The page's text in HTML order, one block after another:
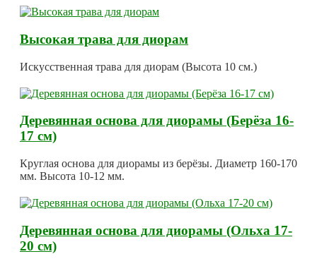
Высокая трава для диорам
Искусственная трава для диорам (Высота 10 см.)
Деревянная основа для диорамы (Берёза 16-
17 см)
Круглая основа для диорамы из берёзы. Диаметр 160-170
мм. Высота 10-12 мм.
Деревянная основа для диорамы (Ольха 17-
20 см)